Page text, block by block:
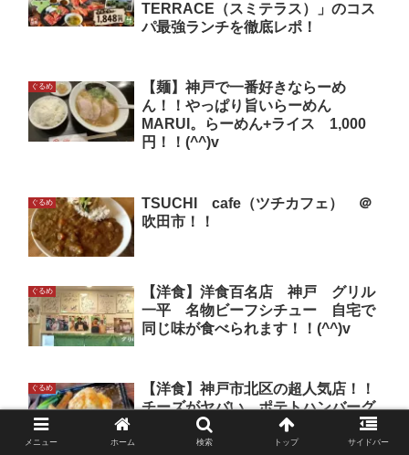
TERRACE（スミテラス）」のコス
パ最強ランチを徹底レポ！
ぐるめ
【麺】神戸で一番好きならーめ
ん！！やっぱり旨いらーめん
MARUI。らーめん+ライス 1,000
円！！(^^)v
ぐるめ
TSUCHI cafe（ツチカフェ） ＠
吹田市！！
ぐるめ
【洋食】洋食百名店 神戸 グリル
一平 名物ビーフシチュー 自宅で
同じ味が食べられます！！(^^)v
ぐるめ
【洋食】神戸市北区の超人気店！！
チーズがヤバい。ポテトハンバーグ
220ｇ 1,550円！！(^^)v
メニュー ホーム 検索 トップ サイドバー